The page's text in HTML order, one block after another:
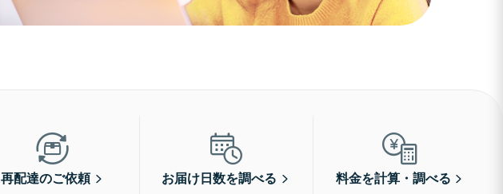
再配達のご依頼 お届け日数を調べる 料金を計算・調べる